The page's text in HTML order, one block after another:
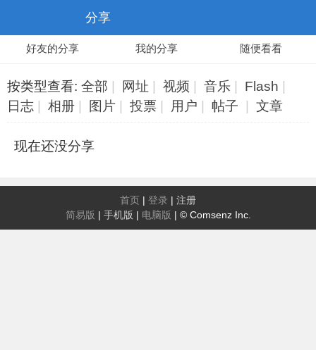
分享
好友的分享 我的分享 随便看看
按类型查看: 全部 网址 视频 音乐 Flash
日志
相册 图片 投票 用户 帖子 文章
现在还没分享
首页 | 登录 | 注册
简易版 | 手机版 | 电脑版 | © Comsenz Inc.